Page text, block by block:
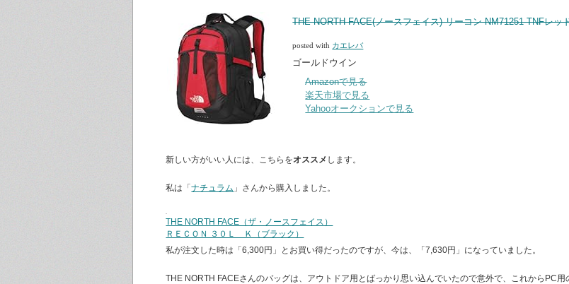
THE NORTH FACE(ノースフェイス) リーコン NM71251 TNFレッ
posted with カエレバ
ゴールドウイン
Amazonで見る
楽天市場で見る
Yahooオークションで見る
新しい方がいい人には、こちらをオススメ します。
私は「ナチュラム 」さんから購入しました。
THE NORTH FACE（ザ・ノースフェイス）
ＲＥＣＯＮ ３０Ｌ Ｋ（ブラック）
私が注文した時は「6,300円」とお買い得だったのですが、今は、「7,630円」になっていました。
THE NORTH FACEさんのバッグは、アウトドア用とばっかり思い込んでいたので意外で、これからPC用